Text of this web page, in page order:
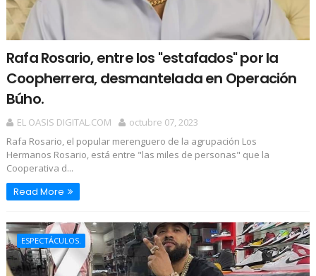
Rafa Rosario, entre los "estafados" por la
Coopherrera, desmantelada en Operación
Búho.
EL OASIS DIGITAL.COM
octubre 07, 2023
Rafa Rosario, el popular merenguero de la agrupación Los
Hermanos Rosario, está entre "las miles de personas" que la
Cooperativa d...
Read More
ESPECTÁCULOS.